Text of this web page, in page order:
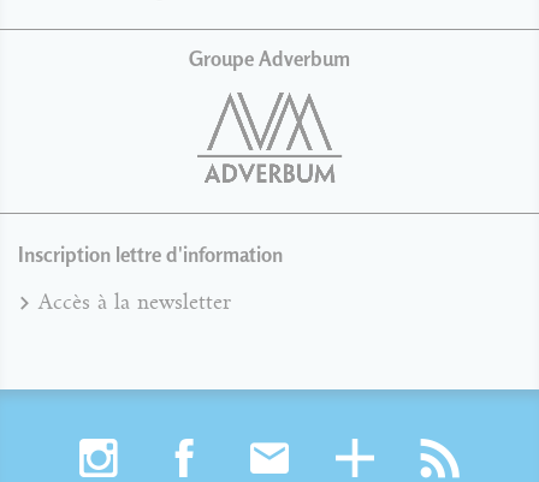
Groupe Adverbum
Inscription lettre d'information
Accès à la newsletter